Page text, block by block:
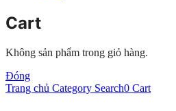
Cart
Không sản phẩm trong giỏ hàng.
Đóng
Trang chủ Category Search0 Cart